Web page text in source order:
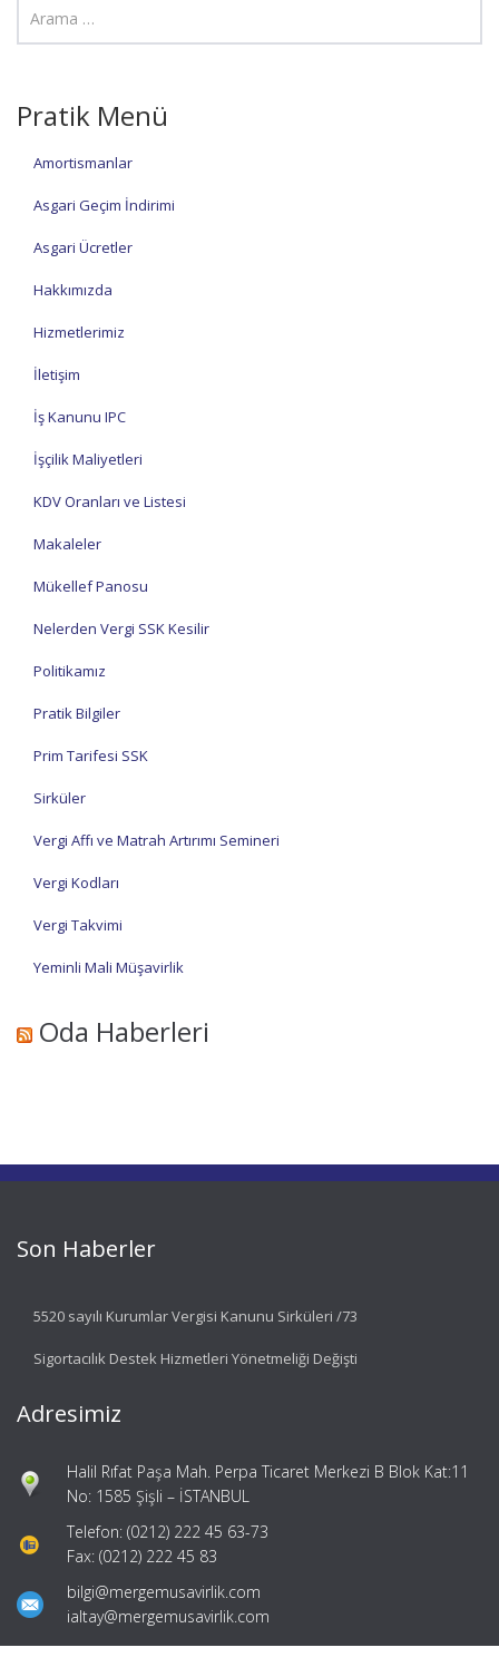
Pratik Menü
Amortismanlar
Asgari Geçim İndirimi
Asgari Ücretler
Hakkımızda
Hizmetlerimiz
İletişim
İş Kanunu IPC
İşçilik Maliyetleri
KDV Oranları ve Listesi
Makaleler
Mükellef Panosu
Nelerden Vergi SSK Kesilir
Politikamız
Pratik Bilgiler
Prim Tarifesi SSK
Sirküler
Vergi Affı ve Matrah Artırımı Semineri
Vergi Kodları
Vergi Takvimi
Yeminli Mali Müşavirlik
Oda Haberleri
Son Haberler
5520 sayılı Kurumlar Vergisi Kanunu Sirküleri /73
Sigortacılık Destek Hizmetleri Yönetmeliği Değişti
Adresimiz
Halil Rıfat Paşa Mah. Perpa Ticaret Merkezi B Blok Kat:11
No: 1585 Şişli – İSTANBUL
Telefon: (0212) 222 45 63-73
Fax: (0212) 222 45 83
bilgi@mergemusavirlik.com
ialtay@mergemusavirlik.com